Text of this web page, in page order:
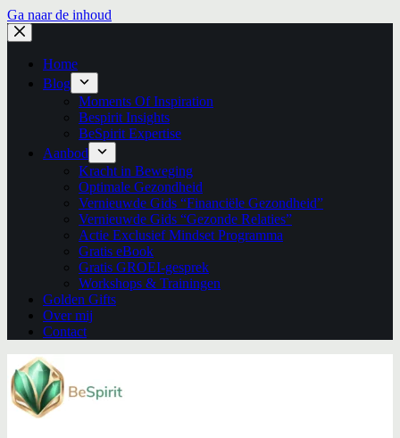
Ga naar de inhoud
Home
Blog
Moments Of Inspiration
Bespirit Insights
BeSpirit Expertise
Aanbod
Kracht in Beweging
Optimale Gezondheid
Vernieuwde Gids “Financiële Gezondheid”
Vernieuwde Gids “Gezonde Relaties”
Actie Exclusief Mindset Programma
Gratis eBook
Gratis GROEI-gesprek
Workshops & Trainingen
Golden Gifts
Over mij
Contact